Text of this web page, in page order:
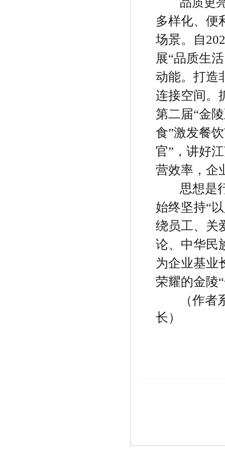
多样化、便
场景。自
展“品质生
动能。打造
连接空间。
第二届“金
食”激发餐
官” ，讲好
营效率，企
思想是
始终坚持“
绕员工、关
论、中华民
为企业基业
荣耀的金陵“
（作
长）